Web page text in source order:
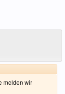
melden wir